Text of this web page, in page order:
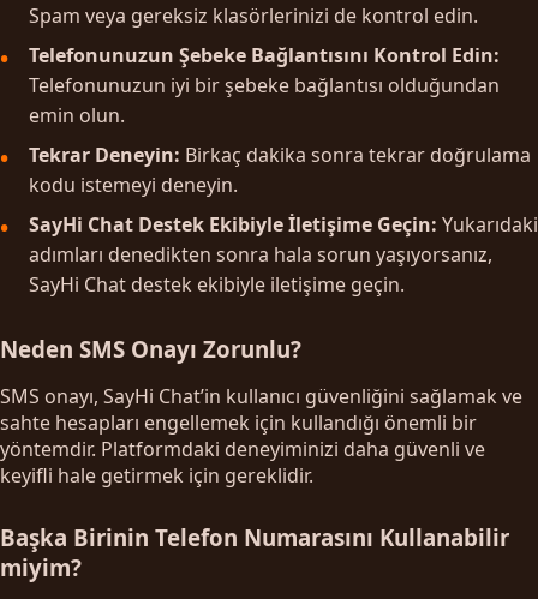
Spam veya gereksiz klasörlerinizi de kontrol edin.
Telefonunuzun Şebeke Bağlantısını Kontrol Edin:
Telefonunuzun iyi bir şebeke bağlantısı olduğundan
emin olun.
Tekrar Deneyin: Birkaç dakika sonra tekrar doğrulama
kodu istemeyi deneyin.
SayHi Chat Destek Ekibiyle İletişime Geçin: Yukarıdaki
adımları denedikten sonra hala sorun yaşıyorsanız,
SayHi Chat destek ekibiyle iletişime geçin.
Neden SMS Onayı Zorunlu?
SMS onayı, SayHi Chat’in kullanıcı güvenliğini sağlamak ve
sahte hesapları engellemek için kullandığı önemli bir
yöntemdir. Platformdaki deneyiminizi daha güvenli ve
keyifli hale getirmek için gereklidir.
Başka Birinin Telefon Numarasını Kullanabilir
miyim?